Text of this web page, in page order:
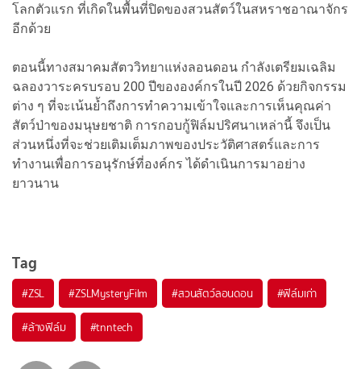
โลกตัวแรก ที่เกิดในพื้นที่ปิดของสวนสัตว์ในสหราชอาณาจักร
อีกด้วย
ตอนนี้ทางสมาคมสัตววิทยาแห่งลอนดอน กำลังเตรียมเฉลิม
ฉลองวาระครบรอบ 200 ปีขององค์กรในปี 2026 ด้วยกิจกรรม
ต่าง ๆ ที่จะเน้นย้ำถึงการทำความเข้าใจและการเห็นคุณค่า
สัตว์ป่าของมนุษยชาติ การกอบกู้ฟิล์มปริศนาเหล่านี้ จึงเป็น
ส่วนหนึ่งที่จะช่วยเติมเต็มภาพของประวัติศาสตร์และการ
ทำงานเพื่อการอนุรักษ์ที่องค์กร ได้ดำเนินการมาอย่าง
ยาวนาน
Tag
#ZSL #ZSLMysteryFilm #สวนสัตว์ลอนดอน #ฟิล์มเก่า
#ล้างฟิล์ม #tnntech